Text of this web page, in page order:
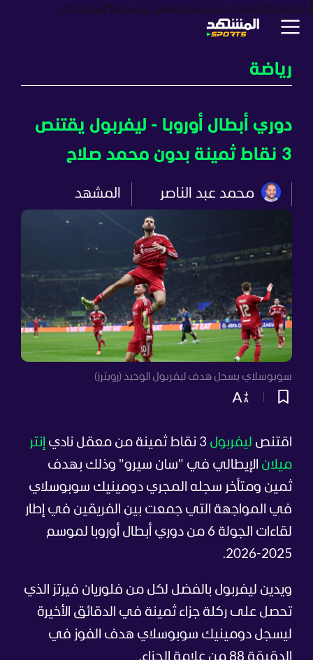
أخبار برامجالمشهد سبورتسالمشهد بزنسبودكاستترندات
رياضة
دوري أبطال أوروبا - ليفربول يقتنص
3 نقاط ثمينة بدون محمد صلاح
محمد عبد الناصر المشهد
سوبوسلاي يسجل هدف ليفربول الوحيد (رويترز)
اقتنص ليفربول
إنتر
ميلان الإيطالي في "سان سيرو" وذلك بهدف
ثمين ومتأخر سجله المجري دومينيك سوبوسلاي
في المواجهة التي جمعت بين الفريقين في إطار
لقاءات الجولة 6 من دوري أبطال أوروبا لموسم
2025-2026.
ويدين ليفربول بالفضل لكل من فلوريان فيرتز الذي
تحصل على ركلة جزاء ثمينة في الدقائق الأخيرة
ليسجل دومينيك سوبوسلاي هدف الفوز في
الدقيقة 88 من علامة الجزاء.